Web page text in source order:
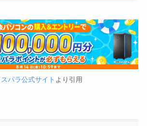
スパラ公式サイト より引用